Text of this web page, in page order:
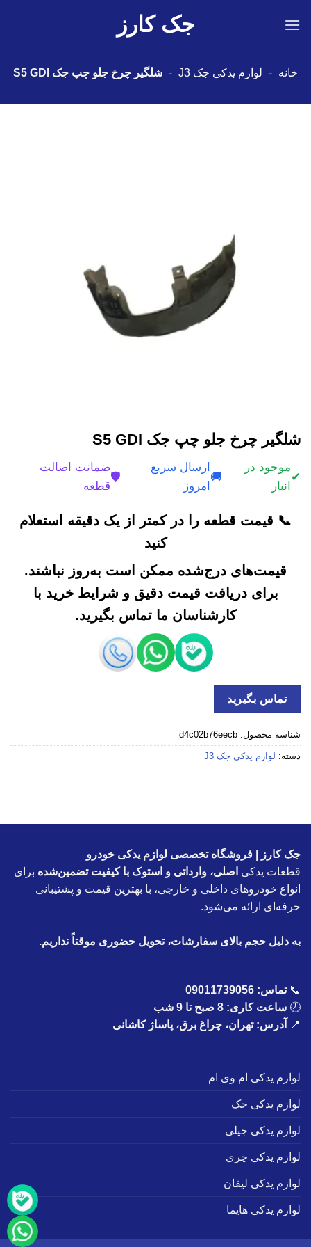
جک کارز
خانه - لوازم یدکی جک J3 - شلگیر چرخ جلو چپ جک S5 GDI
شلگیر چرخ جلو چپ جک S5 GDI
✔
موجود در
انبار
🚚
ارسال سریع
امروز
🛡️
ضمانت اصالت
قطعه
📞 قیمت قطعه را در کمتر از یک دقیقه استعلام
کنید
قیمت‌های درج‌شده ممکن است به‌روز نباشند.
برای دریافت قیمت دقیق و شرایط خرید با
کارشناسان ما تماس بگیرید.
تماس بگیرید
شناسه محصول: d4c02b76eecb
دسته: لوازم یدکی جک J3
جک کارز | فروشگاه تخصصی لوازم یدکی خودرو
قطعات یدکی اصلی، وارداتی و استوک با کیفیت تضمین‌شده برای
انواع خودروهای داخلی و خارجی، با بهترین قیمت و پشتیبانی
حرفه‌ای ارائه می‌شود.
به دلیل حجم بالای سفارشات، تحویل حضوری موقتاً نداریم.
📞تماس: 09011739056
🕗 ساعت کاری: 8 صبح تا 9 شب
📍
آدرس: تهران، چراغ برق، پاساژ کاشانی
لوازم یدکی ام وی ام
لوازم یدکی جک
لوازم یدکی جیلی
لوازم یدکی چری
لوازم یدکی لیفان
لوازم یدکی هایما